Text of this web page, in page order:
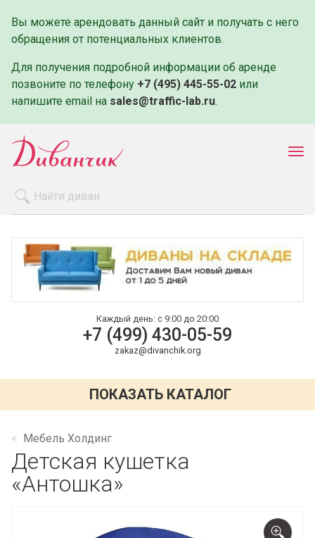
Вы можете арендовать данный сайт и получать с него
обращения от потенциальных клиентов.
Для получения подробной информации об аренде
позвоните по телефону +7 (495) 445-55-02 или
напишите email на sales@traffic-lab.ru.
Оплата и доставка
Контакты
Каждый день: с 9:00 до 20:00
+7 (499) 430-05-59
zakaz@divanchik.org
ПОКАЗАТЬ КАТАЛОГ
Мебель Холдинг
Детская кушетка
«Антошка»